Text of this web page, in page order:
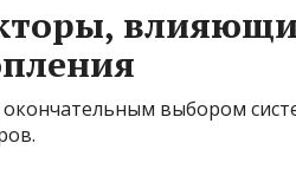
выбором